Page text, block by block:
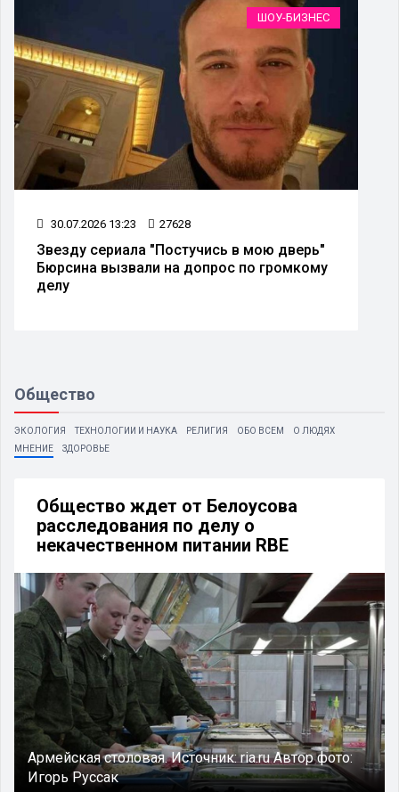
ШОУ-БИЗНЕС
30.07.2026 13:23 27628
Звезду сериала "Постучись в мою дверь"
Бюрсина вызвали на допрос по громкому
делу
Общество
ЭКОЛОГИЯ ТЕХНОЛОГИИ И НАУКА РЕЛИГИЯ ОБО ВСЕМ
О ЛЮДЯХ
МНЕНИЕ
ЗДОРОВЬЕ
Общество ждет от Белоусова
расследования по делу о
некачественном питании RBE
Армейская столовая.Источник:ria.ruАвтор фото:
Игорь Руссак